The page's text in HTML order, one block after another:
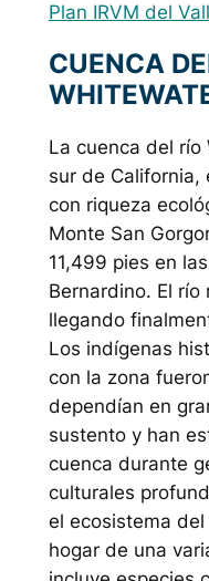
Plan IRVM del
CUENCA
La cuenca del
sur de
con riqueza
Monte San
11,499 pies en
Bernardino. El
llegando
Los indígenas
con la zona
dependían en
sustento y han
cuenca durante
culturales
el ecosistema
hogar de una